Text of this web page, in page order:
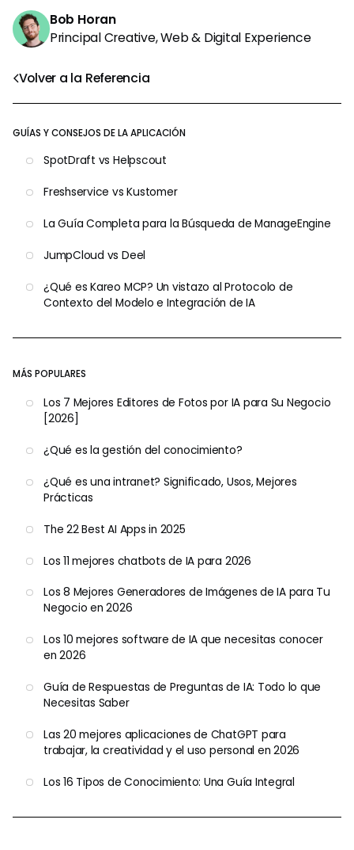
Volver a la Referencia
GUÍAS Y CONSEJOS DE LA APLICACIÓN
SpotDraft vs Helpscout
Freshservice vs Kustomer
La Guía Completa para la Búsqueda de ManageEngine
JumpCloud vs Deel
¿Qué es Kareo MCP? Un vistazo al Protocolo de
Contexto del Modelo e Integración de IA
MÁS POPULARES
Los 7 Mejores Editores de Fotos por IA para Su Negocio
[2026]
¿Qué es la gestión del conocimiento?
¿Qué es una intranet? Significado, Usos, Mejores
Prácticas
The 22 Best AI Apps in 2025
Los 11 mejores chatbots de IA para 2026
Los 8 Mejores Generadores de Imágenes de IA para Tu
Negocio en 2026
Los 10 mejores software de IA que necesitas conocer
en 2026
Guía de Respuestas de Preguntas de IA: Todo lo que
Necesitas Saber
Las 20 mejores aplicaciones de ChatGPT para
trabajar, la creatividad y el uso personal en 2026
Los 16 Tipos de Conocimiento: Una Guía Integral
Bob Horan
Principal Creative, Web & Digital Experience